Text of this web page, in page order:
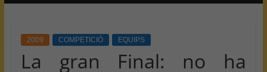
2009 COMPETICIÓ EQUIPS
La gran Final: no ha